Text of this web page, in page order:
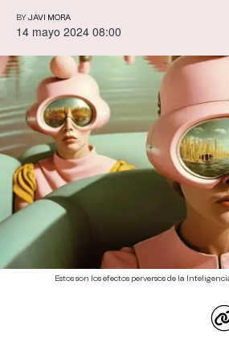
BY JAVI MORA
14 mayo 2024 08:00
Estos son los efectos perversos de la